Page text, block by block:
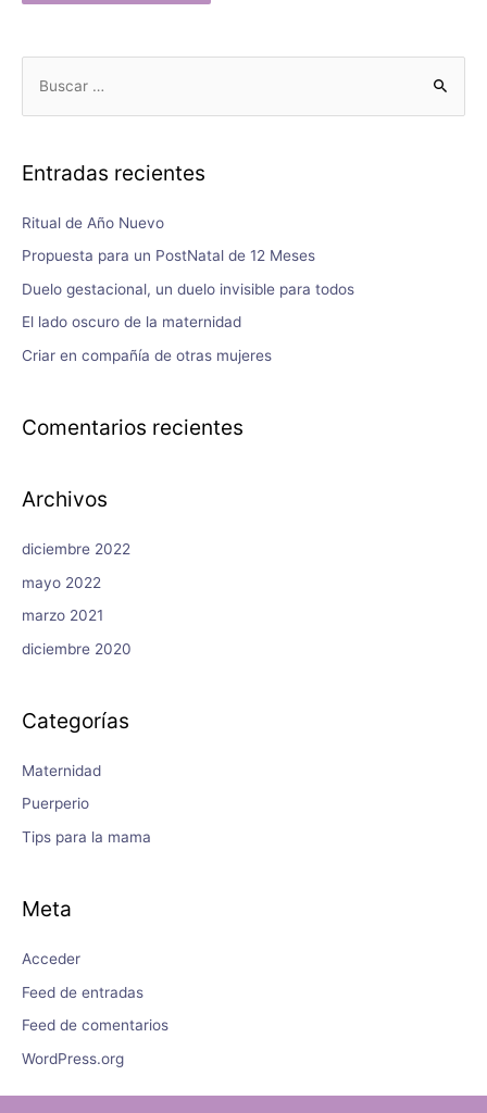
Entradas recientes
Ritual de Año Nuevo
Propuesta para un PostNatal de 12 Meses
Duelo gestacional, un duelo invisible para todos
El lado oscuro de la maternidad
Criar en compañía de otras mujeres
Comentarios recientes
Archivos
diciembre 2022
mayo 2022
marzo 2021
diciembre 2020
Categorías
Maternidad
Puerperio
Tips para la mama
Meta
Acceder
Feed de entradas
Feed de comentarios
WordPress.org